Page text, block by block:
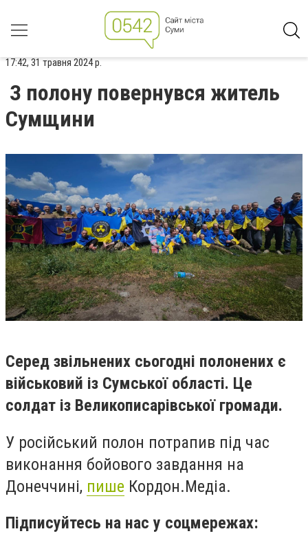
17:42, 31 травня 2024 р.
З полону повернувся житель
Сумщини
Серед звільнених сьогодні полонених є
військовий із Сумської області. Це
солдат із Великописарівської громади.
У російський полон потрапив під час
виконання бойового завдання на
Донеччині, пише Кордон.Медіа.
Підписуйтесь на нас у соцмережах: